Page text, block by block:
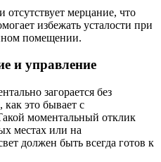
мерцание, что
избежать усталости при
помещении.
и управление
загорается без
как это бывает с
моментальный отклик
местах или на
должен быть всегда готов к